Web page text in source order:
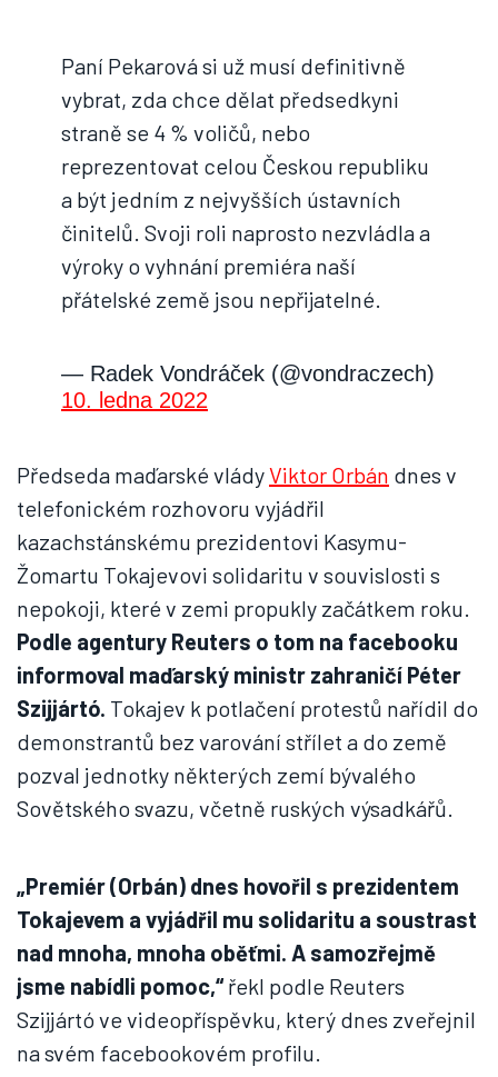
Paní Pekarová si už musí definitivně
vybrat, zda chce dělat předsedkyni
straně se 4 % voličů, nebo
reprezentovat celou Českou republiku
a být jedním z nejvyšších ústavních
činitelů. Svoji roli naprosto nezvládla a
výroky o vyhnání premiéra naší
přátelské země jsou nepřijatelné.
— Radek Vondráček (@vondraczech)
10. ledna 2022
Předseda maďarské vládyViktor Orbán dnes v
telefonickém rozhovoru vyjádřil
kazachstánskému prezidentovi Kasymu-
Žomartu Tokajevovi solidaritu v souvislosti s
nepokoji, které v zemi propukly začátkem roku.
Podle agentury Reuters o tom na facebooku
informoval maďarský ministr zahraničí Péter
Szijjártó. Tokajev k potlačení protestů nařídil do
demonstrantů bez varování střílet a do země
pozval jednotky některých zemí bývalého
Sovětského svazu, včetně ruských výsadkářů.
„Premiér (Orbán) dnes hovořil s prezidentem
Tokajevem a vyjádřil mu solidaritu a soustrast
nad mnoha, mnoha oběťmi. A samozřejmě
jsme nabídli pomoc,“řekl podle Reuters
Szijjártó ve videopříspěvku, který dnes zveřejnil
na svém facebookovém profilu.